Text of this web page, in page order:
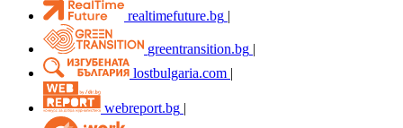
realtimefuture.bg |
greentransition.bg |
lostbulgaria.com |
webreport.bg |